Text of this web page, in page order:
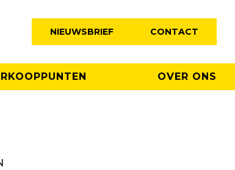
NIEUWSBRIEF CONTACT
OVER ONS